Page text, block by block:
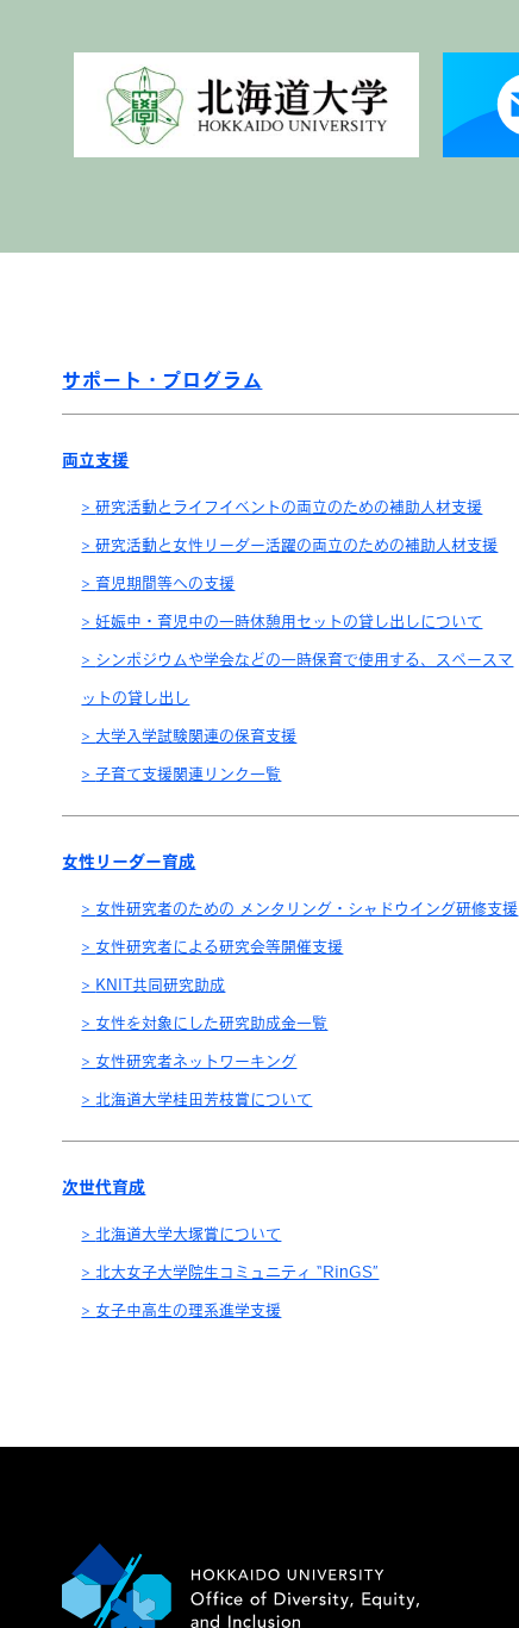
サポート・プログラム
両立支援
研究活動とライフイベントの両立のための補助人材支援
研究活動と女性リーダー活躍の両立のための補助人材支援
育児期間等への支援
妊娠中・育児中の一時休憩用セットの貸し出しについて
シンポジウムや学会などの一時保育で使用する、スペースマ
ットの貸し出し
大学入学試験関連の保育支援
子育て支援関連リンク一覧
女性リーダー育成
女性研究者のための メンタリング・シャドウイング研修支援
女性研究者による研究会等開催支援
KNIT共同研究助成
女性を対象にした研究助成金一覧
女性研究者ネットワーキング
北海道大学桂田芳枝賞について
次世代育成
北海道大学大塚賞について
北大女子大学院生コミュニティ “RinGS”
女子中高生の理系進学支援